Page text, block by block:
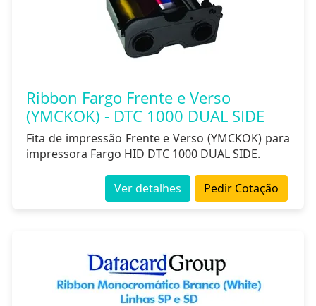
Ribbon Fargo Frente e Verso
(YMCKOK) - DTC 1000 DUAL SIDE
Fita de impressão Frente e Verso (YMCKOK) para
impressora Fargo HID DTC 1000 DUAL SIDE.
Pedir Cotação
Ver detalhes